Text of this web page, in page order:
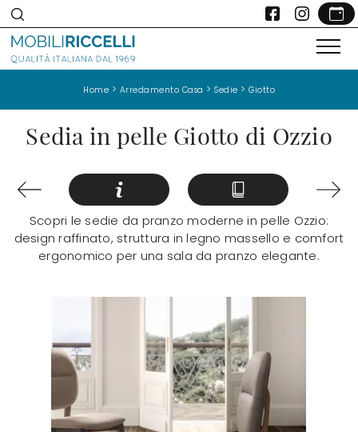
Home > Arredamento Casa > Sedie > Giotto
Sedia in pelle Giotto di Ozzio
Scopri le sedie da pranzo moderne in pelle Ozzio:
design raffinato, struttura in legno massello e comfort
ergonomico per una sala da pranzo elegante.